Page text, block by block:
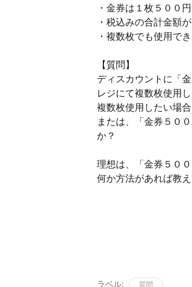
・金券は１枚５００円
・税込みの合計金額
・複数枚でも使用で
【質問】
ディスカウントに「
レジにて複数枚使用
複数枚使用したい場
または、「金券５０
か？
理想は、「金券５０
何か方法があれば教
ラベル: 質問